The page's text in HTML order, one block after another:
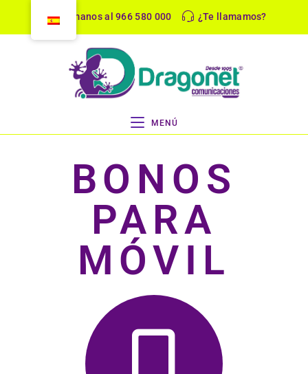
Llámanos al 966 580 000 ¿Te llamamos?
MENÚ
BONOS
PARA
MÓVIL